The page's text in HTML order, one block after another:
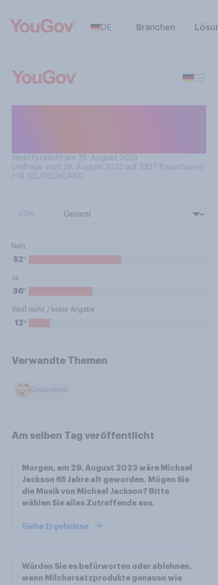
DE Branchen
Veröffentlicht am 28. August 2023
Umfrage vom 28. August 2023 auf 3237 Erwachsene
/ IN DEUTSCHLAND
Nein
52%
Ja
36%
Weiß nicht / keine Angabe
12%
Verwandte Themen
Gesundheit
Am selben Tag veröffentlicht
Morgen, am 29. August 2023 wäre Michael
Jackson 65 Jahre alt geworden. Mögen Sie
die Musik von Michael Jackson? Bitte
wählen Sie alles Zutreffende aus.
Siehe Ergebnisse
Würden Sie es befürworten oder ablehnen,
wenn Milchersatzprodukte genauso wie